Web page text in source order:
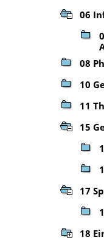
06
08
10
11
15
17
18